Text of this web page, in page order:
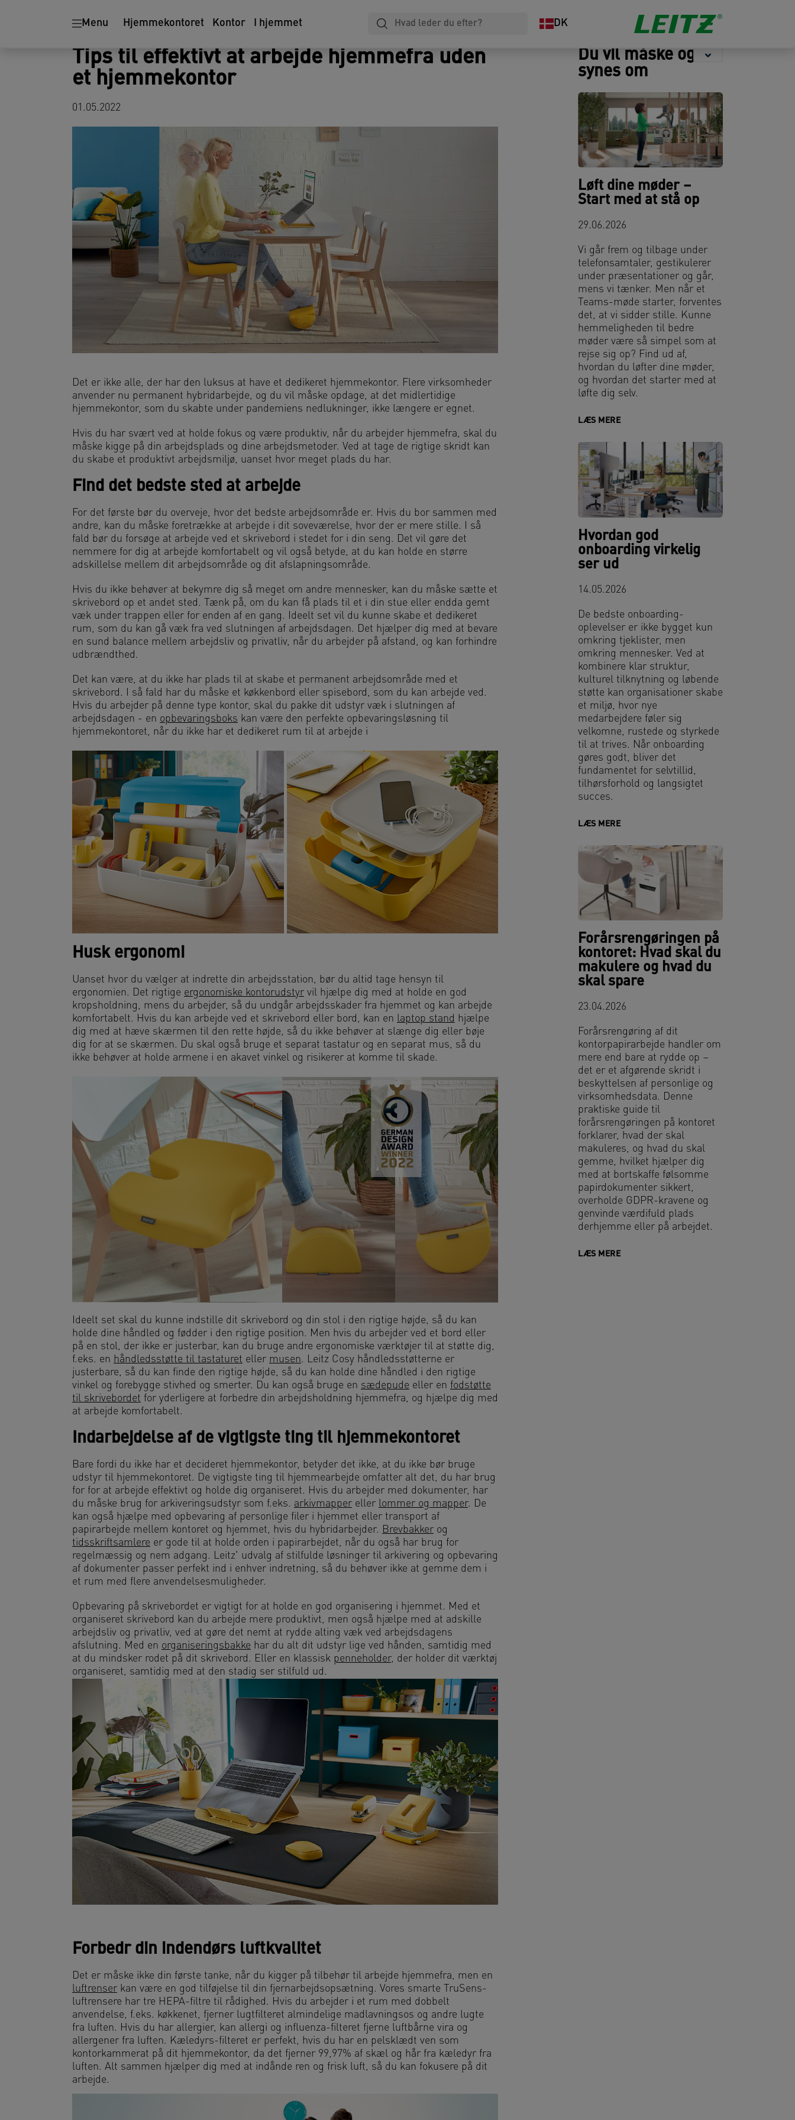
Menu Hjemmekontoret Kontor I hjemmet DK
Hæftning og
hulning
Tips til effektivt at arbejde hjemmefra uden
et hjemmekontor
01.05.2022
Det er ikke alle, der har den luksus at have et dedikeret hjemmekontor. Flere virksomheder
anvender nu permanent hybridarbejde, og du vil måske opdage, at det midlertidige
hjemmekontor, som du skabte under pandemiens nedlukninger, ikke længere er egnet.
Hvis du har svært ved at holde fokus og være produktiv, når du arbejder hjemmefra, skal du
måske kigge på din arbejdsplads og dine arbejdsmetoder. Ved at tage de rigtige skridt kan
du skabe et produktivt arbejdsmiljø, uanset hvor meget plads du har.
Find det bedste sted at arbejde
For det første bør du overveje, hvor det bedste arbejdsområde er. Hvis du bor sammen med
andre, kan du måske foretrække at arbejde i dit soveværelse, hvor der er mere stille. I så
fald bør du forsøge at arbejde ved et skrivebord i stedet for i din seng. Det vil gøre det
nemmere for dig at arbejde komfortabelt og vil også betyde, at du kan holde en større
adskillelse mellem dit arbejdsområde og dit afslapningsområde.
Hvis du ikke behøver at bekymre dig så meget om andre mennesker, kan du måske sætte et
skrivebord op et andet sted. Tænk på, om du kan få plads til et i din stue eller endda gemt
væk under trappen eller for enden af en gang. Ideelt set vil du kunne skabe et dedikeret
rum, som du kan gå væk fra ved slutningen af arbejdsdagen. Det hjælper dig med at bevare
en sund balance mellem arbejdsliv og privatliv, når du arbejder på afstand, og kan forhindre
udbrændthed.
Det kan være, at du ikke har plads til at skabe et permanent arbejdsområde med et
skrivebord. I så fald har du måske et køkkenbord eller spisebord, som du kan arbejde ved.
Hvis du arbejder på denne type kontor, skal du pakke dit udstyr væk i slutningen af
arbejdsdagen - en opbevaringsboks kan være den perfekte opbevaringsløsning til
hjemmekontoret, når du ikke har et dedikeret rum til at arbejde i
Husk ergonomi
Uanset hvor du vælger at indrette din arbejdsstation, bør du altid tage hensyn til
ergonomien. Det rigtige ergonomiske kontorudstyr vil hjælpe dig med at holde en god
kropsholdning, mens du arbejder, så du undgår arbejdsskader fra hjemmet og kan arbejde
komfortabelt. Hvis du kan arbejde ved et skrivebord eller bord, kan en laptop stand hjælpe
dig med at hæve skærmen til den rette højde, så du ikke behøver at slænge dig eller bøje
dig for at se skærmen. Du skal også bruge et separat tastatur og en separat mus, så du
ikke behøver at holde armene i en akavet vinkel og risikerer at komme til skade.
Ideelt set skal du kunne indstille dit skrivebord og din stol i den rigtige højde, så du kan
holde dine håndled og fødder i den rigtige position. Men hvis du arbejder ved et bord eller
på en stol, der ikke er justerbar, kan du bruge andre ergonomiske værktøjer til at støtte dig,
f.eks. en håndledsstøtte til tastaturet eller musen. Leitz Cosy håndledsstøtterne er
justerbare, så du kan finde den rigtige højde, så du kan holde dine håndled i den rigtige
vinkel og forebygge stivhed og smerter. Du kan også bruge en sædepude eller en fodstøtte
til skrivebordet for yderligere at forbedre din arbejdsholdning hjemmefra, og hjælpe dig med
at arbejde komfortabelt.
Indarbejdelse af de vigtigste ting til hjemmekontoret
Bare fordi du ikke har et decideret hjemmekontor, betyder det ikke, at du ikke bør bruge
udstyr til hjemmekontoret. De vigtigste ting til hjemmearbejde omfatter alt det, du har brug
for for at arbejde effektivt og holde dig organiseret. Hvis du arbejder med dokumenter, har
du måske brug for arkiveringsudstyr som f.eks. arkivmapper eller lommer og mapper. De
kan også hjælpe med opbevaring af personlige filer i hjemmet eller transport af
papirarbejde mellem kontoret og hjemmet, hvis du hybridarbejder. Brevbakker og
tidsskriftsamlere er gode til at holde orden i papirarbejdet, når du også har brug for
regelmæssig og nem adgang. Leitz' udvalg af stilfulde løsninger til arkivering og opbevaring
af dokumenter passer perfekt ind i enhver indretning, så du behøver ikke at gemme dem i
et rum med flere anvendelsesmuligheder.
Opbevaring på skrivebordet er vigtigt for at holde en god organisering i hjemmet. Med et
organiseret skrivebord kan du arbejde mere produktivt, men også hjælpe med at adskille
arbejdsliv og privatliv, ved at gøre det nemt at rydde alting væk ved arbejdsdagens
afslutning. Med en organiseringsbakke har du alt dit udstyr lige ved hånden, samtidig med
at du mindsker rodet på dit skrivebord. Eller en klassisk penneholder, der holder dit værktøj
organiseret, samtidig med at den stadig ser stilfuld ud.
Forbedr din indendørs luftkvalitet
Det er måske ikke din første tanke, når du kigger på tilbehør til arbejde hjemmefra, men en
luftrenser kan være en god tilføjelse til din fjernarbejdsopsætning. Vores smarte TruSens-
luftrensere har tre HEPA-filtre til rådighed. Hvis du arbejder i et rum med dobbelt
anvendelse, f.eks. køkkenet, fjerner lugtfilteret almindelige madlavningsos og andre lugte
fra luften. Hvis du har allergier, kan allergi og influenza-filteret fjerne luftbårne vira og
allergener fra luften. Kæledyrs-filteret er perfekt, hvis du har en pelsklædt ven som
kontorkammerat på dit hjemmekontor, da det fjerner 99,97% af skæl og hår fra kæledyr fra
luften. Alt sammen hjælper dig med at indånde ren og frisk luft, så du kan fokusere på dit
arbejde.
Du vil måske også
synes om
Løft dine møder –
Start med at stå op
29.06.2026
Vi går frem og tilbage under
telefonsamtaler, gestikulerer
under præsentationer og går,
mens vi tænker. Men når et
Teams-møde starter, forventes
det, at vi sidder stille. Kunne
hemmeligheden til bedre
møder være så simpel som at
rejse sig op? Find ud af,
hvordan du løfter dine møder,
og hvordan det starter med at
løfte dig selv.
LÆS MERE
Hvordan god
onboarding virkelig
ser ud
14.05.2026
De bedste onboarding-
oplevelser er ikke bygget kun
omkring tjeklister, men
omkring mennesker. Ved at
kombinere klar struktur,
kulturel tilknytning og løbende
støtte kan organisationer skabe
et miljø, hvor nye
medarbejdere føler sig
velkomne, rustede og styrkede
til at trives. Når onboarding
gøres godt, bliver det
fundamentet for selvtillid,
tilhørsforhold og langsigtet
succes.
LÆS MERE
Forårsrengøringen på
kontoret: Hvad skal du
makulere og hvad du
skal spare
23.04.2026
Forårsrengøring af dit
kontorpapirarbejde handler om
mere end bare at rydde op –
det er et afgørende skridt i
beskyttelsen af personlige og
virksomhedsdata. Denne
praktiske guide til
forårsrengøringen på kontoret
forklarer, hvad der skal
makuleres, og hvad du skal
gemme, hvilket hjælper dig
med at bortskaffe følsomme
papirdokumenter sikkert,
overholde GDPR-kravene og
genvinde værdifuld plads
derhjemme eller på arbejdet.
LÆS MERE